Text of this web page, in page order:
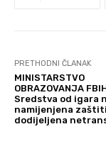
PRETHODNI ČLANAK
MINISTARSTVO
OBRAZOVANJA
Sredstva od igara
namijenjena
dodijeljena